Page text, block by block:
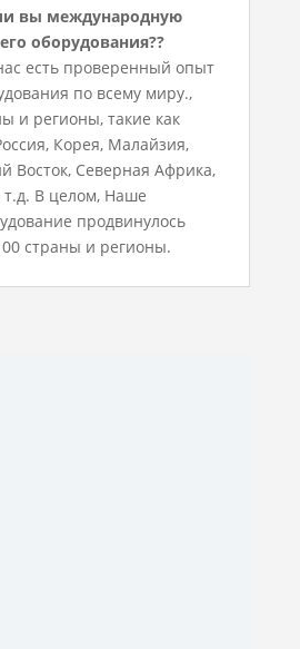
вы международную
оборудования??
есть проверенный опыт
по всему миру.,
и регионы, такие как
Корея, Малайзия,
Восток, Северная Африка,
В целом, Наше
продвинулось
страны и регионы.